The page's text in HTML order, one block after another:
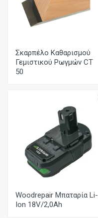
Σκαρπέλο Καθαρισμού
Γεμιστικού Ρωγμών CT
50
Woodrepair Μπαταρία Li-
Ion 18V/2,0Ah